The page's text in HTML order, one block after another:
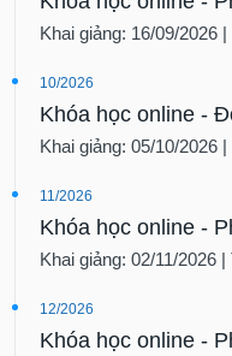
Khai giảng: 16/09/2026
10/2026
Khóa học online -
Khai giảng: 05/10/2026
11/2026
Khóa học online -
Khai giảng: 02/11/2026
12/2026
Khóa học online -